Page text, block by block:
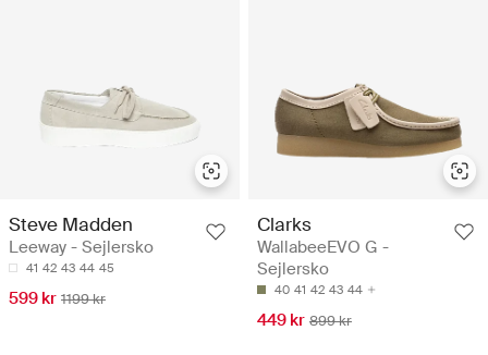
Steve Madden
Leeway - Sejlersko
41 42 43 44 45
599 kr 1199 kr
Clarks
WallabeeEVO G -
Sejlersko
40 41 42 43 44
449 kr 899 kr